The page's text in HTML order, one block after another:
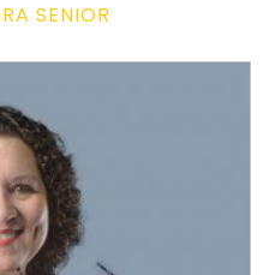
SENIOR